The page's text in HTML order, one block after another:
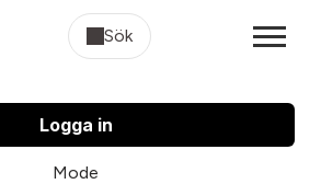
Sök
Logga in
Mode